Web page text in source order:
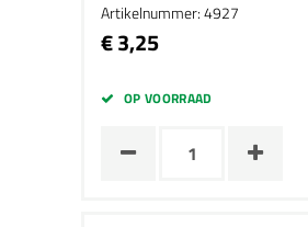
Artikelnummer: 4927
€ 3,25
OP VOORRAAD